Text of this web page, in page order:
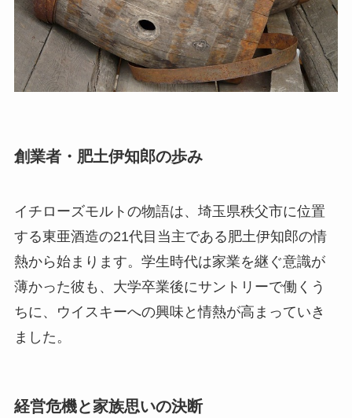
創業者・肥土伊知郎の歩み
イチローズモルトの物語は、埼玉県秩父市に位置
する東亜酒造の21代目当主である肥土伊知郎の情
熱から始まります。学生時代は家業を継ぐ意識が
薄かった彼も、大学卒業後にサントリーで働くう
ちに、ウイスキーへの興味と情熱が高まっていき
ました。
経営危機と家族思いの決断